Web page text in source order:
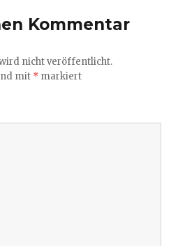
Kommentar
nicht veröffentlicht.
mit * markiert